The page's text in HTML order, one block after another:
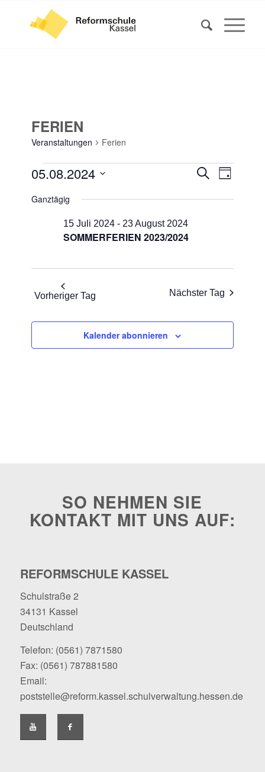
FERIEN
Veranstaltungen Ferien
VERANSTALTUNGEN
5
AUGUST
2024
SucheTag
05.08.2024
wählen.
Ganztägig
SOMMERFERIEN 2023/2024
15 Juli 2024 - 23 August 2024
Vorheriger Tag Nächster Tag
Kalender abonnieren
SO NEHMEN SIE
KONTAKT MIT UNS AUF:
REFORMSCHULE KASSEL
Schulstraße 2
34131 Kassel
Deutschland
Telefon: (0561) 7871580
Fax: (0561) 787881580
Email:
poststelle@reform.kassel.schulverwaltung.hessen.de